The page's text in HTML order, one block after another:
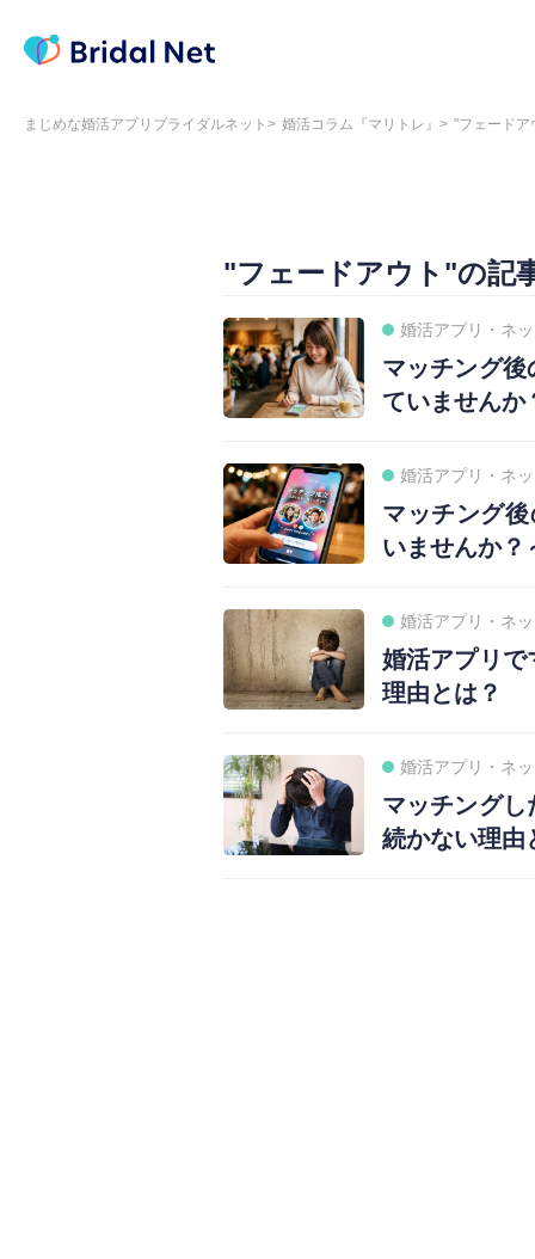
まじめな婚活アプリブライダルネット 婚活コラム『マリトレ』 "フェードア
"フェードアウト"の記
婚活アプリ・ネ
マッチング
ていません
婚活アプリ・ネ
マッチング
いませんか？
婚活アプリ・ネ
婚活アプリで
理由とは？
婚活アプリ・ネ
マッチング
続かない理由